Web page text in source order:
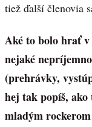
tiež ďalší členovia
Aké to bolo hrať v
nejaké
(prehrávky,
hej tak popíš, ako
mladým